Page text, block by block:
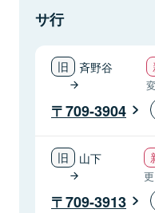
サ行
斉野谷
709-3904
山下
更
709-3913